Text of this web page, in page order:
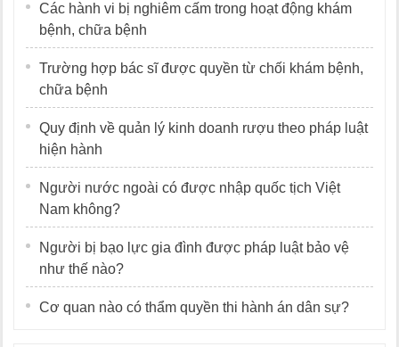
Các hành vi bị nghiêm cấm trong hoạt động khám
bệnh, chữa bệnh
Trường hợp bác sĩ được quyền từ chối khám bệnh,
chữa bệnh
Quy định về quản lý kinh doanh rượu theo pháp luật
hiện hành
Người nước ngoài có được nhập quốc tịch Việt
Nam không?
Người bị bạo lực gia đình được pháp luật bảo vệ
như thế nào?
Cơ quan nào có thẩm quyền thi hành án dân sự?